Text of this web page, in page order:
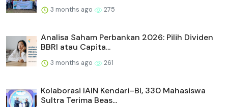
3 months ago 275
Analisa Saham Perbankan 2026: Pilih Dividen
BBRI atau Capita...
3 months ago 261
Kolaborasi IAIN Kendari–BI, 330 Mahasiswa
Sultra Terima Beas...